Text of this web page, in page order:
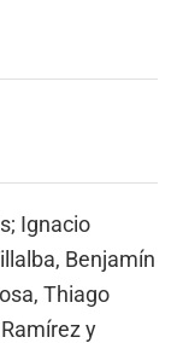
Ignacio
Benjamín
Thiago
y